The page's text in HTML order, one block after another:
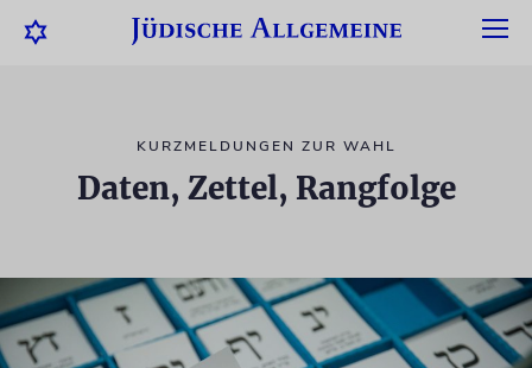
KURZMELDUNGEN ZUR WAHL
Daten, Zettel, Rangfolge